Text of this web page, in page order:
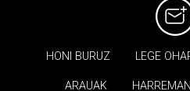
HONI BURUZ LEGE
ARAUAK